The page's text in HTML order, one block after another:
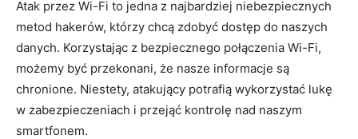
Atak przez Wi-Fi to jedna z najbardziej niebezpiecznych
metod hakerów, którzy chcą zdobyć dostęp do naszych
danych. Korzystając z bezpiecznego połączenia Wi-Fi,
możemy być przekonani, że nasze informacje są
chronione. Niestety, atakujący potrafią wykorzystać lukę
w zabezpieczeniach i przejąć kontrolę nad naszym
smartfonem.